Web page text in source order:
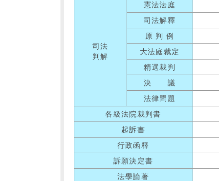
司法
判解
憲法法庭
司法解釋
原 判 例
大法庭裁定
精選裁判
決 議
法律問題
各級法院裁判書
起訴書
行政函釋
訴願決定書
法學論著